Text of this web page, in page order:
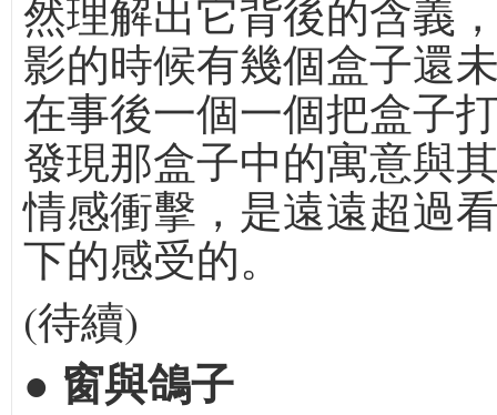
然理解出它背後的含義
影的時候有幾個盒子還
在事後一個一個把盒子
發現那盒子中的寓意與
情感衝擊，是遠遠超過
下的感受的。
(待續)
● 窗與鴿子